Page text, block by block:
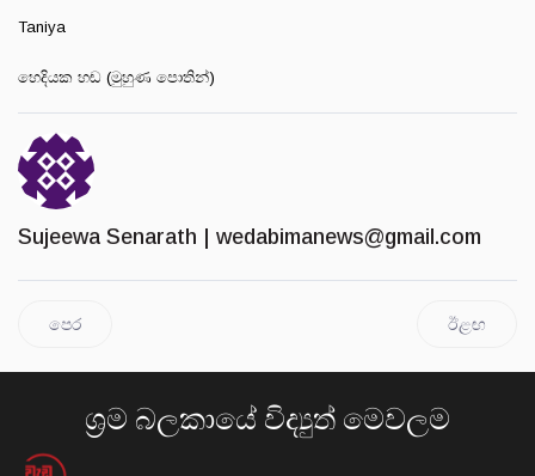
Taniya
හෙදියක හඬ (මුහුණ පොතින්)
Sujeewa Senarath | wedabimanews@gmail.com
පෙර ඊළඟ
ශ්‍රම බලකායේ විද්‍යුත් මෙවලම